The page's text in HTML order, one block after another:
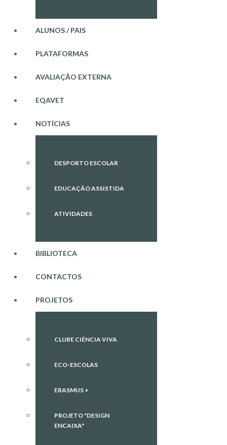
ALUNOS / PAIS
PLATAFORMAS
AVALIAÇÃO EXTERNA
EQAVET
NOTÍCIAS
DESPORTO ESCOLAR
EDUCAÇÃO ASSISTIDA
ATIVIDADES
BIBLIOTECA
CONTACTOS
PROJETOS
CLUBE CIÊNCIA VIVA
ECO-ESCOLAS
ERASMUS +
PROJETO "DESIGN
ENCAIXA"